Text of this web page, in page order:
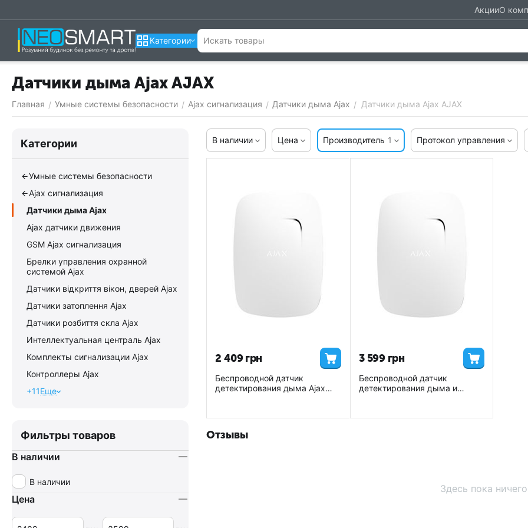
АкцииО
Категории
Датчики дыма Ajax AJAX
Главная / Умные системы безопасности / Ajax сигнализация / Датчики дыма Ajax / Датчики дыма Ajax AJAX
В наличии Цена Производитель 1 Протокол управления
2 409 грн
Беспроводной датчик
детектирования дыма Ajax
3 599 грн
Беспроводной датчик
детектирования дыма и
Отзывы
Здесь пока
Категории
Умные системы безопасности
Ajax сигнализация
Датчики дыма Ajax
Ajax датчики движения
GSM Ajax сигнализация
Брелки управления охранной
системой Ajax
Датчики відкриття вікон, дверей Ajax
Датчики затоплення Ajax
Датчики розбиття скла Ajax
Интеллектуальная централь Аjax
Комплекты сигнализации Ajax
Контроллеры Ajax
+11Еще
Фильтры товаров
В наличии
В наличии
Цена